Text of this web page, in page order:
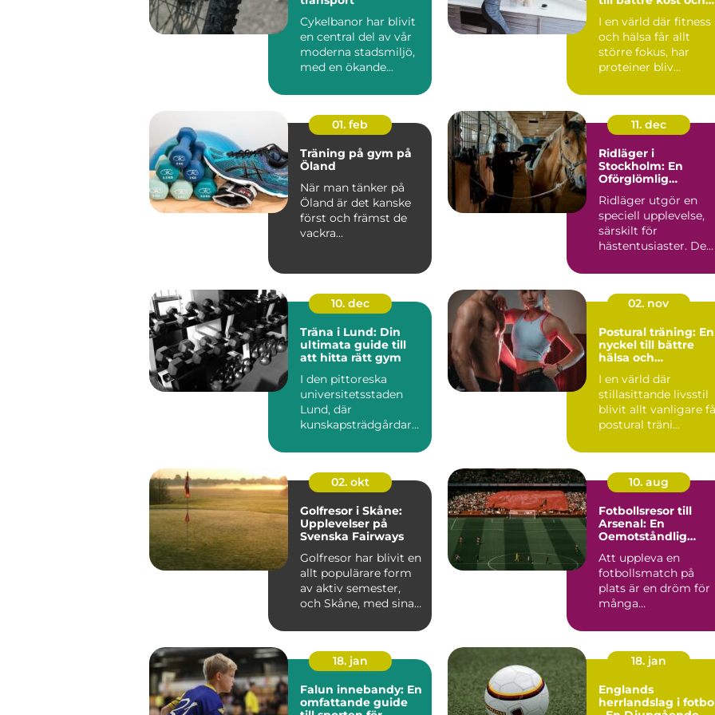
Cykelbanor har blivit
en central del av vår
moderna stadsmiljö,
med en ökande
I en värld där fitness
och hälsa får allt
större fokus, har
proteiner bliv...
01. feb
Träning på gym på
Öland
När man tänker på
Öland är det kanske
först och främst de
vackra...
11. dec
Ridläger i
Stockholm: En
Oförglömlig
Hästälskare
Ridläger utgör en
speciell upplevelse,
särskilt för
hästentusiaster. De
10. dec
Träna i Lund: Din
ultimata guide till
att hitta rätt gym
I den pittoreska
universitetsstaden
Lund, där
kunskapsträdgårdar
02. nov
Postural träning: En
nyckel till bättre
hälsa och
I en värld där
stillasittande livsstil
blivit allt vanligare
postural träni...
02. okt
Golfresor i Skåne:
Upplevelser på
Svenska Fairways
Golfresor har blivit en
allt populärare form
av aktiv semester,
och Skåne, med sina
10. aug
Fotbollsresor till
Arsenal: En
Oemotståndlig
Att uppleva en
fotbollsmatch på
plats är en dröm för
många
18. jan
Falun innebandy: En
omfattande guide
18. jan
Englands
herrlandslag i